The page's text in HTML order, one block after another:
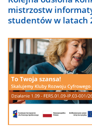
mistrzostw
studentów w latach